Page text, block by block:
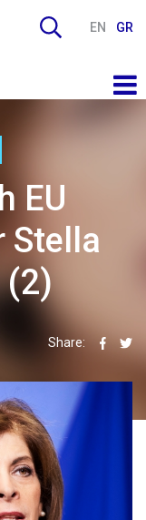
EN GR
EU
Stella
(2)
Share: